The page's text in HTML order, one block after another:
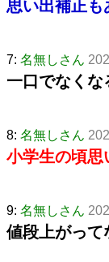
思い出補正も
7: 名無しさん
一口でなくな
8: 名無しさん
小学生の頃思
9: 名無しさん
値段上がって